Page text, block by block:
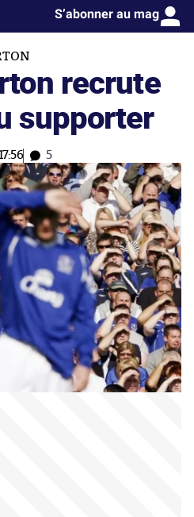
S’abonner au mag
recrute
supporter
5